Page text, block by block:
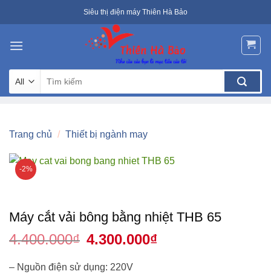
to
Siêu thị điện máy Thiên Hà Bảo
kiếm:
Trang chủ / Thiết bị ngành may
-2%
Máy cắt vải bông bằng nhiệt THB 65
4.400.000₫
Giá
gốc
4.400.000₫.
4.300.000₫Giá
– Nguồn điện sử dụng: 220V